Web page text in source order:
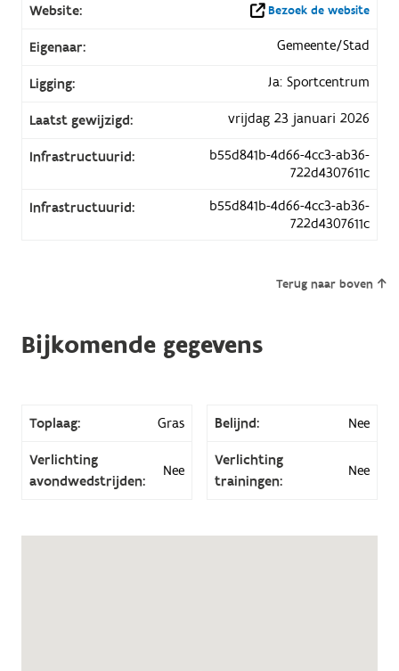
Website:
Bezoek de website
Eigenaar: Gemeente/Stad
Ligging: Ja: Sportcentrum
Laatst gewijzigd: vrijdag 23 januari 2026
Infrastructuurid:
b55d841b-4d66-4cc3-ab36-
722d4307611c
Infrastructuurid:
b55d841b-4d66-4cc3-ab36-
722d4307611c
Terug naar boven
Bijkomende gegevens
Toplaag: Gras Belijnd: Nee
Verlichting
avondwedstrijden:
Nee
Verlichting
trainingen:
Nee